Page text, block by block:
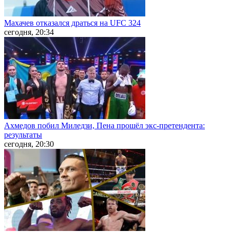
Махачев отказался драться на UFC 324
сегодня, 20:34
Ахмедов побил Миледзи, Пена прошёл экс-претендента:
результаты
сегодня, 20:30